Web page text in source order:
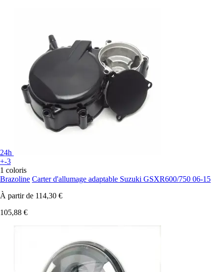
24h
+-3
1 coloris
Brazoline Carter d'allumage adaptable Suzuki GSXR600/750 06-15
À partir de 114,30 €
105,88 €